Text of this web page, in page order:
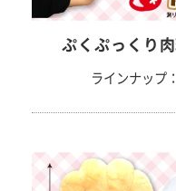
ぷくぷっくり
ラインナップ